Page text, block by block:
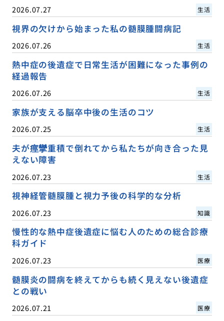
2026.07.27 生活
視界の欠けから始まった私の髄膜腫闘病記
2026.07.26 生活
熱中症の後遺症で日常生活が困難になった事例の
経過報告
2026.07.26 生活
家族が支える脳卒中後の生活のコツ
2026.07.25 生活
夫が痙攣重積で倒れてから私たちが向き合った見
えない障害
2026.07.23 生活
視神経管髄膜腫と視力予後の科学的な分析
2026.07.23 知識
慢性的な熱中症後遺症に悩む人のための総合診療
科ガイド
2026.07.23 医療
髄膜炎の闘病を終えてからも続く見えない後遺症
との戦い
2026.07.21 医療